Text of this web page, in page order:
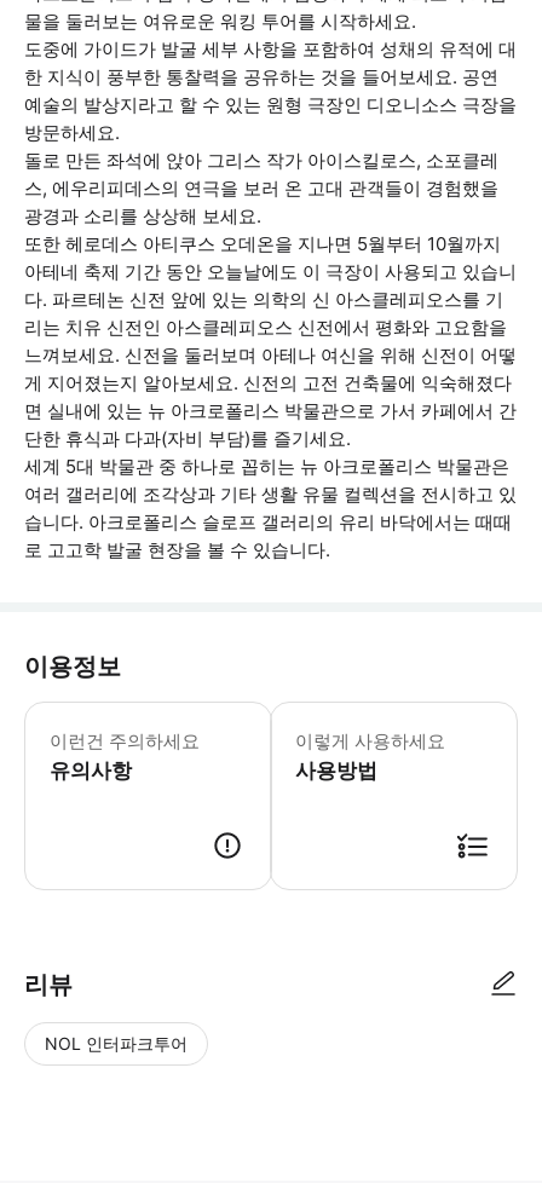
물을 둘러보는 여유로운 워킹 투어를 시작하세요.
도중에 가이드가 발굴 세부 사항을 포함하여 성채의 유적에 대
한 지식이 풍부한 통찰력을 공유하는 것을 들어보세요. 공연
예술의 발상지라고 할 수 있는 원형 극장인 디오니소스 극장을
방문하세요.
돌로 만든 좌석에 앉아 그리스 작가 아이스킬로스, 소포클레
스, 에우리피데스의 연극을 보러 온 고대 관객들이 경험했을
광경과 소리를 상상해 보세요.
또한 헤로데스 아티쿠스 오데온을 지나면 5월부터 10월까지
아테네 축제 기간 동안 오늘날에도 이 극장이 사용되고 있습니
다. 파르테논 신전 앞에 있는 의학의 신 아스클레피오스를 기
리는 치유 신전인 아스클레피오스 신전에서 평화와 고요함을
느껴보세요. 신전을 둘러보며 아테나 여신을 위해 신전이 어떻
게 지어졌는지 알아보세요. 신전의 고전 건축물에 익숙해졌다
면 실내에 있는 뉴 아크로폴리스 박물관으로 가서 카페에서 간
단한 휴식과 다과(자비 부담)를 즐기세요.
세계 5대 박물관 중 하나로 꼽히는 뉴 아크로폴리스 박물관은
여러 갤러리에 조각상과 기타 생활 유물 컬렉션을 전시하고 있
습니다. 아크로폴리스 슬로프 갤러리의 유리 바닥에서는 때때
로 고고학 발굴 현장을 볼 수 있습니다.
이용정보
이런건 주의하세요
유의사항
. 미팅 포인트에 도착하기 전에 입장
이렇게 사용하세요
사용방법
리뷰
NOL 인터파크투어